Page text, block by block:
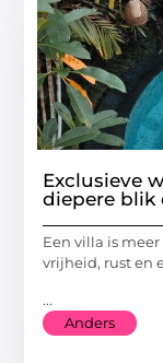
Exclusieve
diepere blik
Een villa is
vrijheid, rust en
...
Anders